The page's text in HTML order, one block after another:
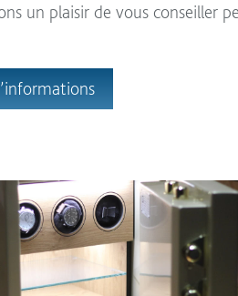
un plaisir de vous conseiller